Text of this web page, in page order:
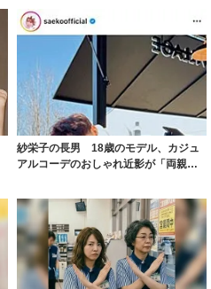
紗栄子の長男 18歳のモデル、カジュ
アルコーデのおしゃれ近影が「両親の